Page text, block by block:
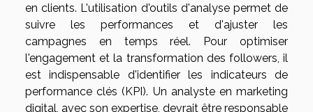
en clients. L'utilisation d'outils d'analyse permet de
suivre les performances et d'ajuster les
campagnes en temps réel. Pour optimiser
l'engagement et la transformation des followers, il
est indispensable d'identifier les indicateurs de
performance clés (KPI). Un analyste en marketing
digital, avec son expertise, devrait être responsable